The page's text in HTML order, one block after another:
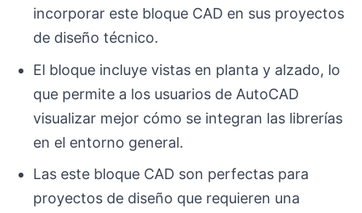
incorporar este bloque CAD en sus proyectos
de diseño técnico.
El bloque incluye vistas en planta y alzado, lo
que permite a los usuarios de AutoCAD
visualizar mejor cómo se integran las librerías
en el entorno general.
Las este bloque CAD son perfectas para
proyectos de diseño que requieren una